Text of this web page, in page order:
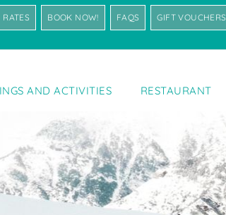
RATES BOOK NOW! FAQS GIFT VOUCHERS
AND ACTIVITIES RESTAURANT